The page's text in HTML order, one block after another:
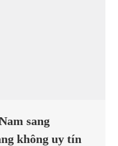
sang
không uy tín